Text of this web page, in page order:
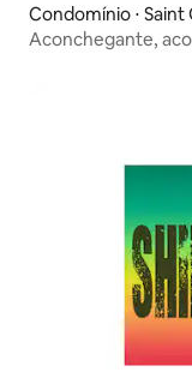
Condomínio ⋅ Saint
Aconchegante,